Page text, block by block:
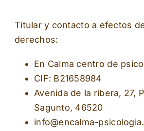
Terapia online
Tarifas
Titular y contacto a efectos
derechos:
En Calma centro de
CIF: B21658984
Avenida de la ribera, 27,
Sagunto, 46520
info@encalma-